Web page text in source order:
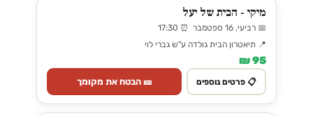
מיקי - הבית של יעל
📅 רביעי, 16 ספטמבר ⏰ 17:30
📍 תיאטרון הבית גולדה ע"ש גברי לוי
95 ₪
📋 פרטים נוספים 🎫 הבטח את מקומך